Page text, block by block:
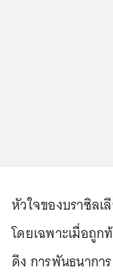
หัวใจของบราซิล
โดยเฉพาะเมื่อถู
ดึง การพันธนากา